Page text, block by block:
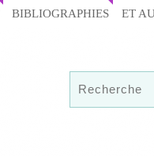
BIBLIOGRAPHIES ET